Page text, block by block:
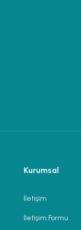
Kurumsal
İletişim
İletişim Formu